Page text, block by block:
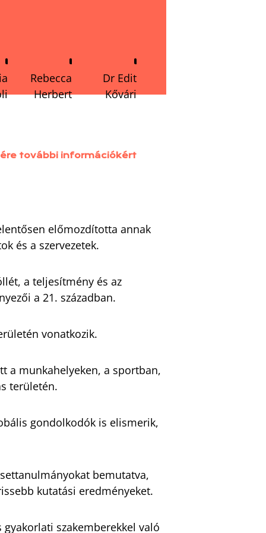
Rebecca
Herbert
Dr Edit
Kővári
további információkért
előmozdította annak
és a szervezetek.
a teljesítmény és az
a 21. században.
vonatkozik.
a munkahelyeken, a sportban,
területén.
gondolkodók is elismerik,
bemutatva,
kutatási eredményeket.
szakemberekkel való